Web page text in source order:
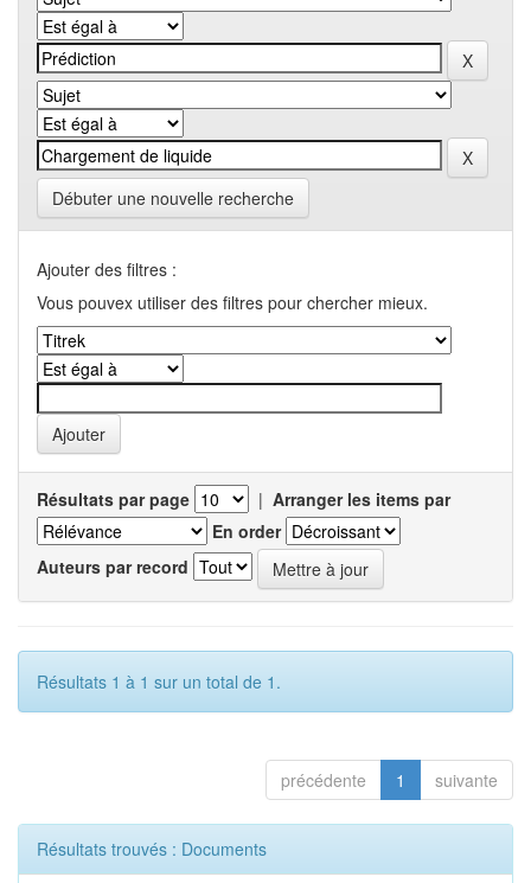
Débuter une nouvelle recherche
Ajouter des filtres :
Vous pouvex utiliser des filtres pour chercher mieux.
Résultats par page | Arranger les items par
En order
Auteurs par record
Résultats 1 à 1 sur un total de 1.
précédente 1 suivante
Résultats trouvés : Documents